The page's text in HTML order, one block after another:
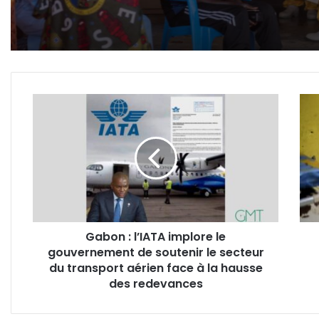
record avec plus de 3000
cas confirmés en RDC
gouvernement
le
transport
Gabon : l’IATA implore le
gouvernement de soutenir le secteur
du transport aérien face à la hausse
des redevances
du
des
des